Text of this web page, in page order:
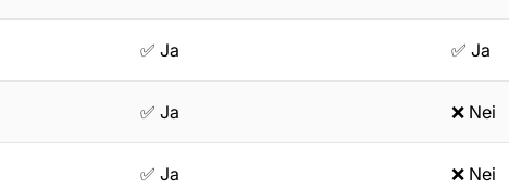
✅ Ja ✅ Ja
✅ Ja ❌ Nei
✅ Ja ❌ Nei